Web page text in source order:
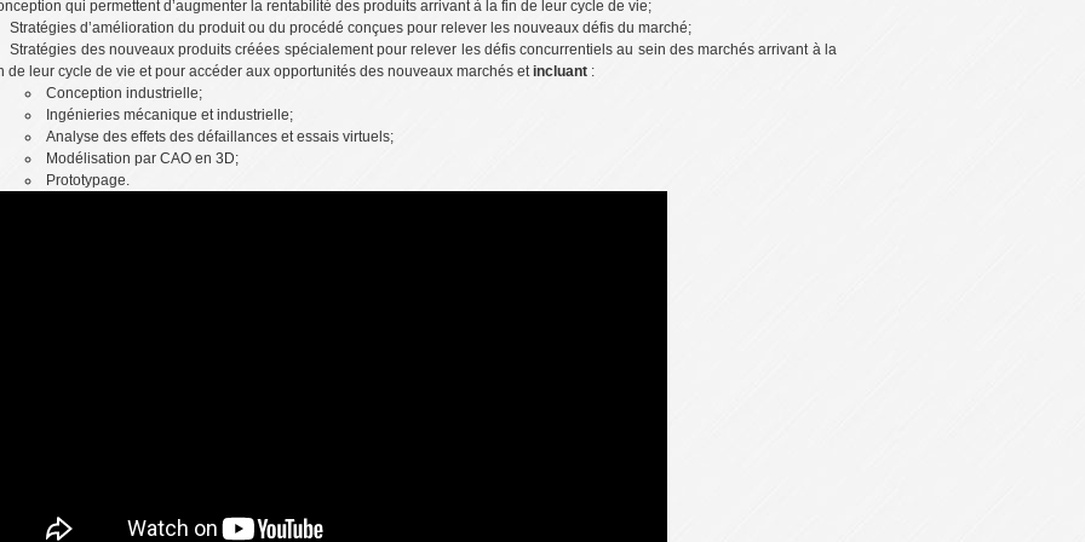
qui permettent d’augmenter la rentabilité des produits arrivant à la fin de leur cycle de vie;
Stratégies d’amélioration du produit ou du procédé conçues pour relever les nouveaux défis du marché;
Stratégies des nouveaux produits créées spécialement pour relever les défis concurrentiels au sein des marchés arrivant à la
de leur cycle de vie et pour accéder aux opportunités des nouveaux marchés etincluant :
Conception industrielle;
Ingénieries mécanique et industrielle;
Analyse des effets des défaillances et essais virtuels;
Modélisation par CAO en 3D;
Prototypage.